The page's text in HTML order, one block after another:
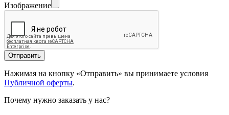
Изображение
Отправить
Нажимая на кнопку «Отправить» вы принимаете условия
Публичной оферты.
Почему нужно заказать у нас?